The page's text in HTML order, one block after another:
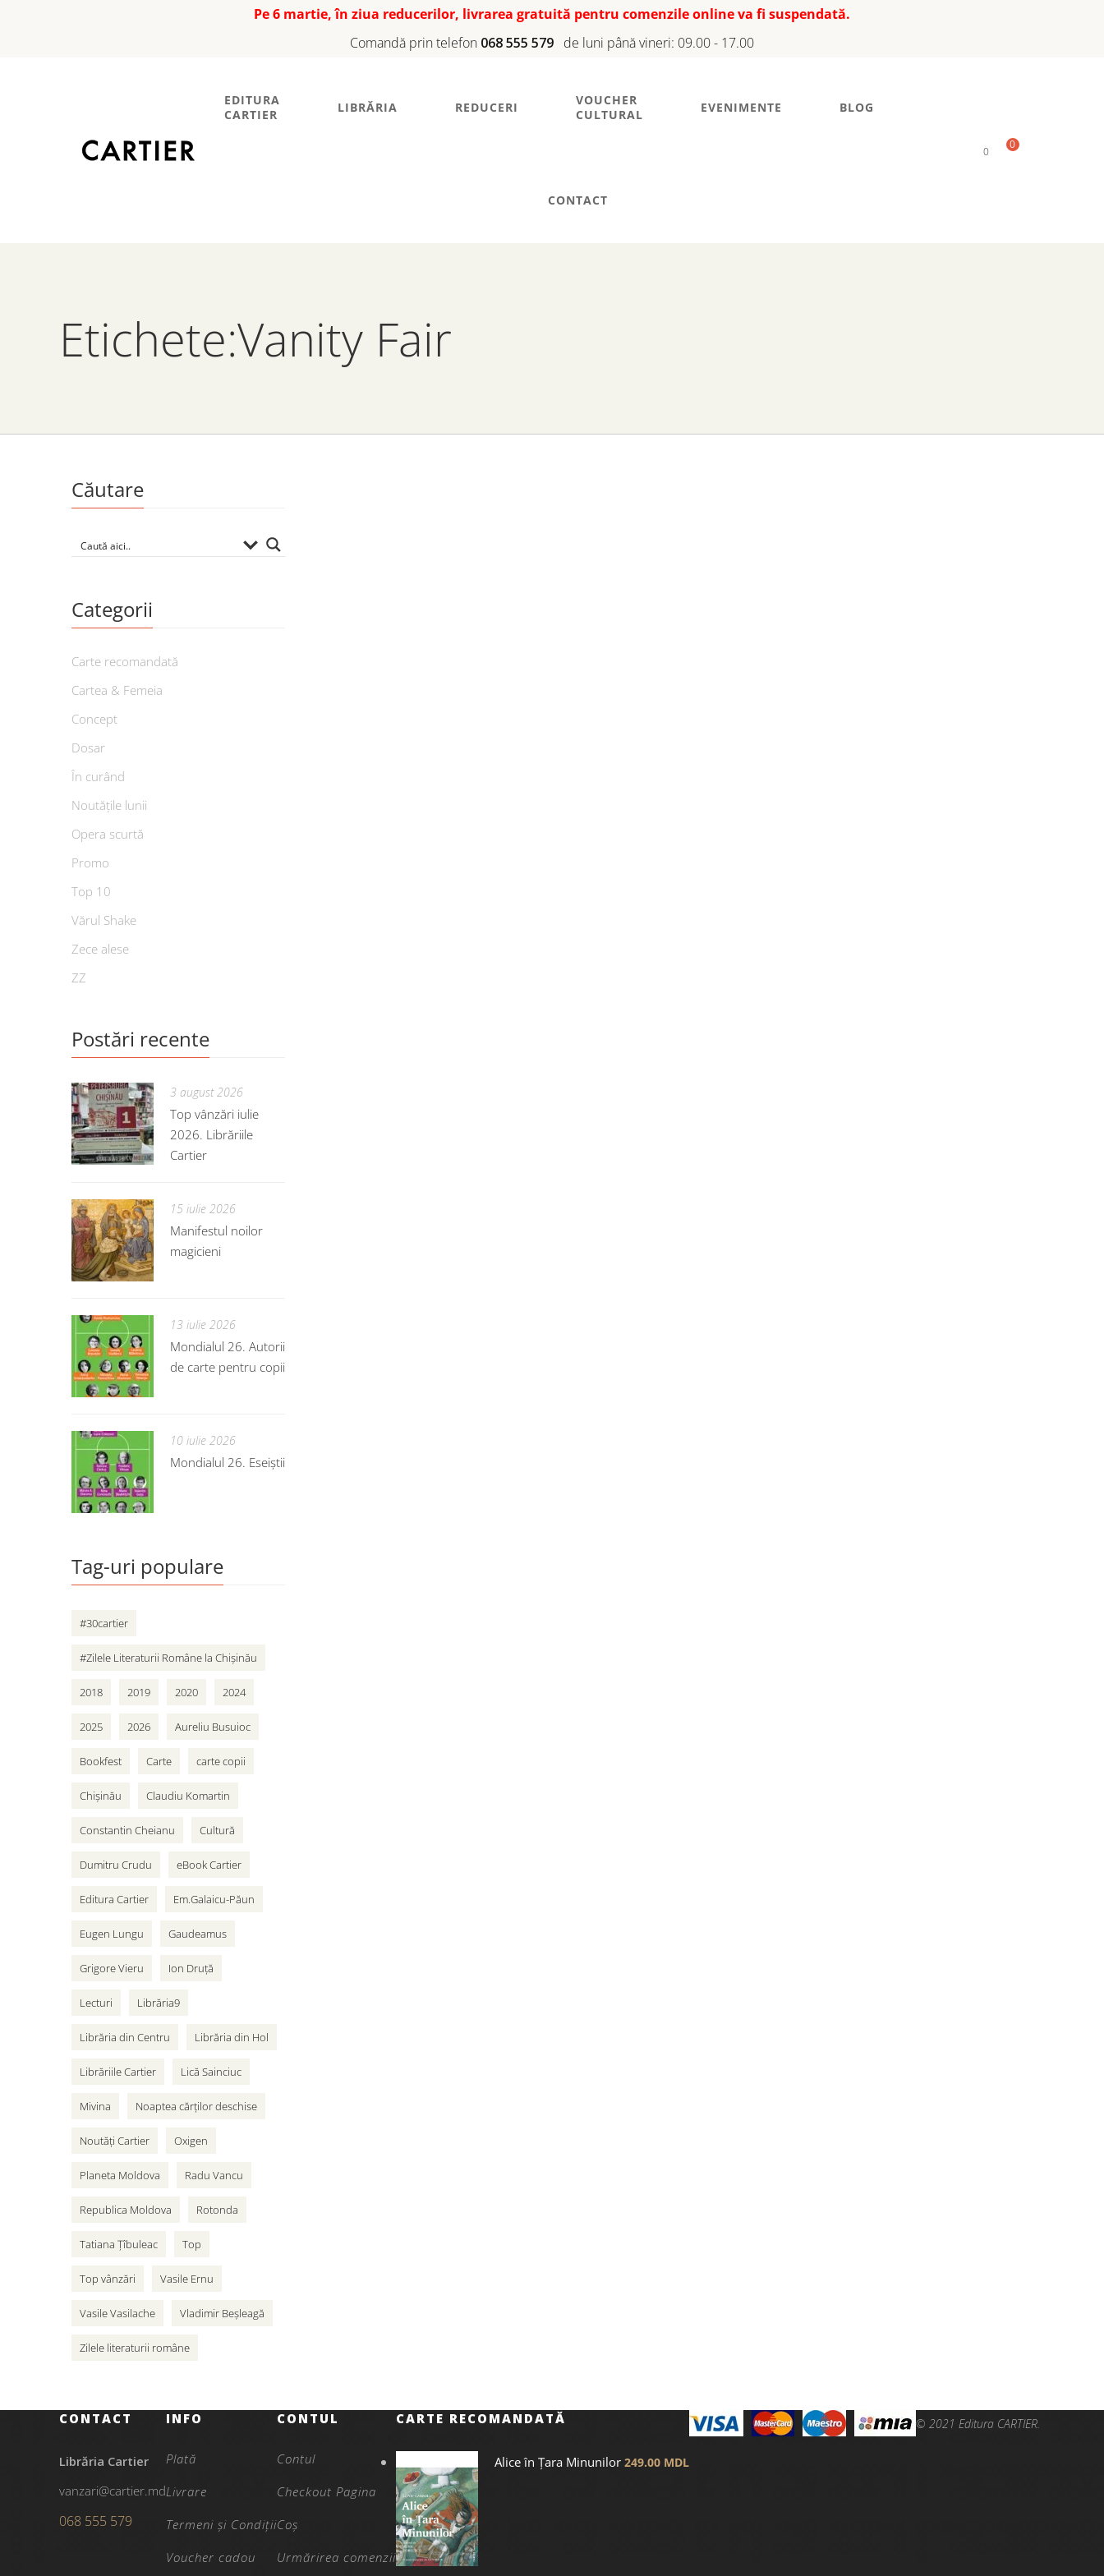
Pe 6 martie, în ziua reducerilor, livrarea gratuită pentru comenzile online va fi suspendată.
Comandă prin telefon 068 555 579 de luni până vineri: 09.00 - 17.00
EDITURA
CARTIER
LIBRĂRIA REDUCERI
VOUCHER
CULTURAL
EVENIMENTE BLOG
CONTACT
0
0
Etichete:Vanity Fair
Căutare
Categorii
Carte recomandată
Cartea & Femeia
Concept
Dosar
În curând
Noutățile lunii
Opera scurtă
Promo
Top 10
Vărul Shake
Zece alese
ZZ
Postări recente
3 august 2026
Top vânzări iulie
2026. Librăriile
Cartier
15 iulie 2026
Manifestul noilor
magicieni
13 iulie 2026
Mondialul 26. Autorii
de carte pentru copii
10 iulie 2026
Mondialul 26. Eseiștii
Tag-uri populare
#30cartier
#Zilele Literaturii Române la Chișinău
2018 2019 2020 2024
2025 2026 Aureliu Busuioc
Bookfest Carte carte copii
Chișinău Claudiu Komartin
Constantin Cheianu Cultură
Dumitru Crudu eBook Cartier
Editura Cartier Em.Galaicu-Păun
Eugen Lungu Gaudeamus
Grigore Vieru Ion Druță
Lecturi Librăria9
Librăria din Centru Librăria din Hol
Librăriile Cartier Lică Sainciuc
Mivina Noaptea cărților deschise
Noutăți Cartier Oxigen
Planeta Moldova Radu Vancu
Republica Moldova Rotonda
Tatiana Țîbuleac Top
Top vânzări Vasile Ernu
Vasile Vasilache Vladimir Beșleagă
Zilele literaturii române
CONTACT
Librăria Cartier
vanzari@cartier.md
068 555 579
INFO
Plată
Livrare
Termeni și Condiții
Voucher cadou
CONTUL
Contul
Checkout Pagina
Coș
Urmărirea comenzii
CARTE RECOMANDATĂ
Alice în Țara Minunilor 249.00 MDL
© 2021 Editura CARTIER.